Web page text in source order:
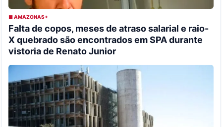
■ AMAZONAS+
Falta de copos, meses de atraso salarial e raio-
X quebrado são encontrados em SPA durante
vistoria de Renato Junior